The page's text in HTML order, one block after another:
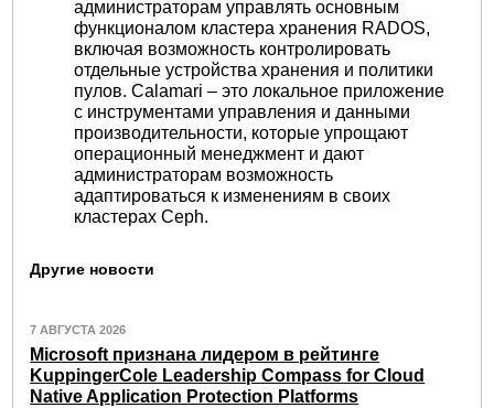
администраторам управлять основным
функционалом кластера хранения RADOS,
включая возможность контролировать
отдельные устройства хранения и политики
пулов. Calamari – это локальное приложение
с инструментами управления и данными
производительности, которые упрощают
операционный менеджмент и дают
администраторам возможность
адаптироваться к изменениям в своих
кластерах Ceph.
Другие новости
7 АВГУСТА 2026
Microsoft признана лидером в рейтинге
KuppingerCole Leadership Compass for Cloud
Native Application Protection Platforms